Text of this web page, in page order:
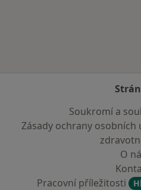
Soukromí a
Zásady ochrany
O
Pracovní příležitosti